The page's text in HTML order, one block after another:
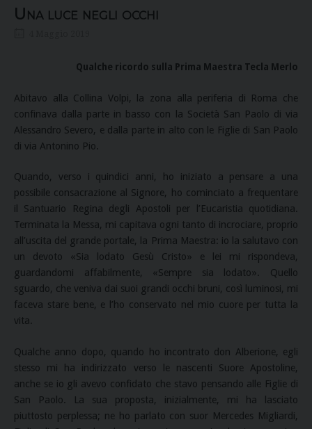
Una luce negli occhi
Qualche ricordo sulla Prima Maestra Tecla Merlo
Abitavo alla Collina Volpi, la zona alla periferia di Roma che
confinava dalla parte in basso con la Società San Paolo di via
Alessandro Severo, e dalla parte in alto con le Figlie di San Paolo
di via Antonino Pio.
Quando, verso i quindici anni, ho iniziato a pensare a una
possibile consacrazione al Signore, ho cominciato a frequentare
il Santuario Regina degli Apostoli per l’Eucaristia quotidiana.
Terminata la Messa, mi capitava ogni tanto di incrociare, proprio
all’uscita del grande portale, la Prima Maestra: io la salutavo con
un devoto «Sia lodato Gesù Cristo» e lei mi rispondeva,
guardandomi affabilmente, «Sempre sia lodato». Quello
sguardo, che veniva dai suoi grandi occhi bruni, così luminosi, mi
faceva stare bene, e l’ho conservato nel mio cuore per tutta la
vita.
Qualche anno dopo, quando ho incontrato don Alberione, egli
stesso mi ha indirizzato verso le nascenti Suore Apostoline,
anche se io gli avevo confidato che stavo pensando alle Figlie di
San Paolo. La sua proposta, inizialmente, mi ha lasciato
piuttosto perplessa; ne ho parlato con suor Mercedes Migliardi,